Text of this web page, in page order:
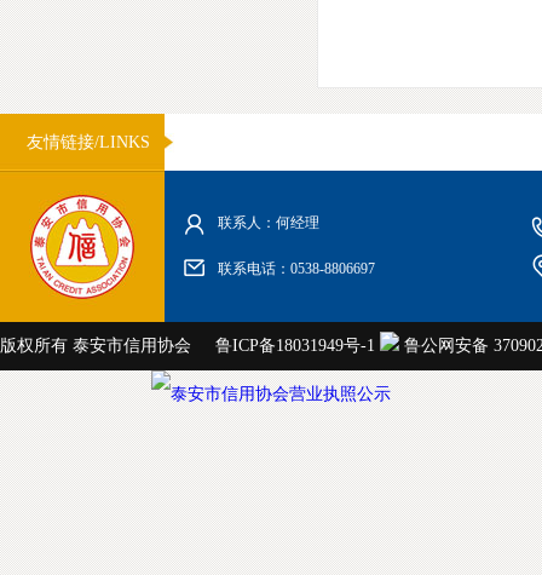
友情链接/LINKS
联系人：何经理
联系电话：0538-8806697
版权所有 泰安市信用协会 鲁ICP备18031949号-1 鲁公网安备